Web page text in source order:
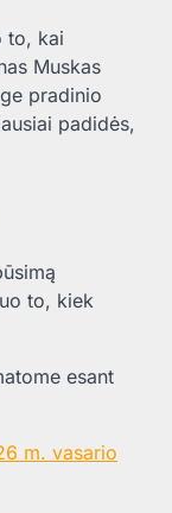
to, kai
Muskas
pradinio
padidės,
to, kiek
esant
m. vasario